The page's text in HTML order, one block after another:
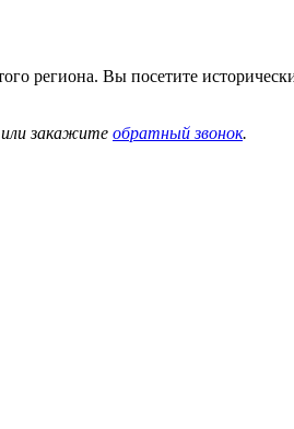
региона. Вы посетите
или закажите обратный звонок.